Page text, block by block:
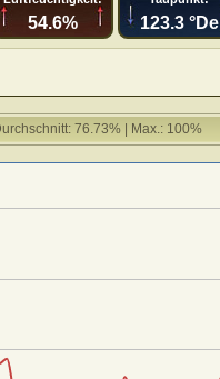
54.6% 123.3 °De
76.73% | Max.: 100%